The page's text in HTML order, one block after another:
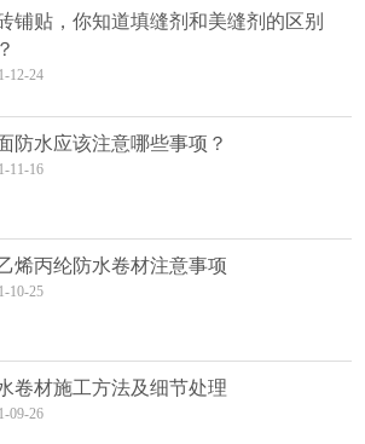
铺贴，你知道填缝剂和美缝剂的区别
12-24
防水应该注意哪些事项？
11-16
烯丙纶防水卷材注意事项
10-25
卷材施工方法及细节处理
09-26